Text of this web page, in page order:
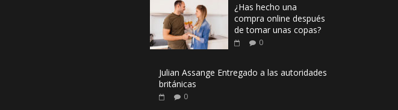
¿Has hecho una
compra online después
de tomar unas copas?
0
Julian Assange Entregado a las autoridades
británicas
0